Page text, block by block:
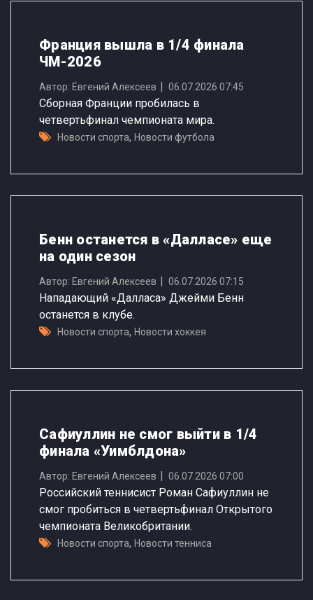
Франция вышла в 1/4 финала
ЧМ-2026
Автор: Евгений Алексеев 06.07.2026 07:45
Сборная Франции пробилась в
четвертьфинал чемпионата мира.
Новости спорта, Новости футбола
Бенн останется в «Далласе» еще
на один сезон
Автор: Евгений Алексеев 06.07.2026 07:15
Нападающий «Далласа» Джейми Бенн
останется в клубе.
Новости спорта, Новости хоккея
Сафиуллин не смог выйти в 1/4
финала «Уимблдона»
Автор: Евгений Алексеев 06.07.2026 07:00
Российский теннисист Роман Сафиуллин не
смог пробиться в четвертьфинал Открытого
чемпионата Великобритании.
Новости спорта, Новости тенниса